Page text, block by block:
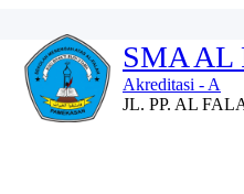
SMA AL
Akreditasi - A
JL. PP. AL